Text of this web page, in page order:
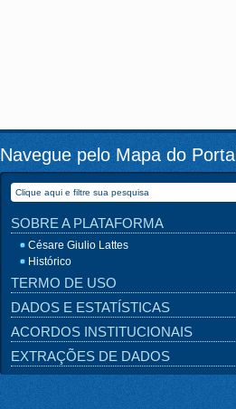
Navegue pelo Mapa do Portal
SOBRE A PLATAFORMA
Césare Giulio Lattes
Histórico
TERMO DE USO
DADOS E ESTATÍSTICAS
ACORDOS INSTITUCIONAIS
EXTRAÇÕES DE DADOS